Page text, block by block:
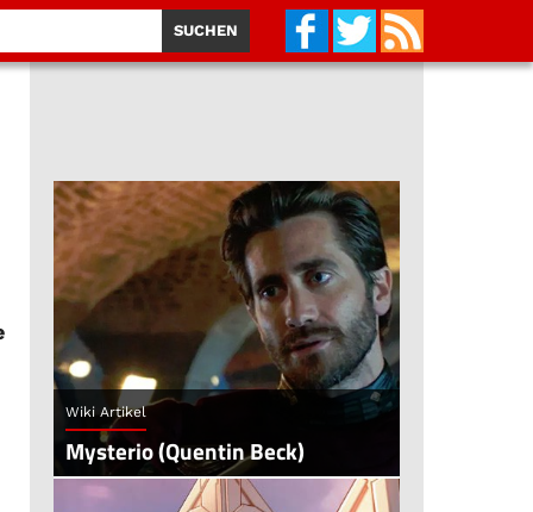
Wiki Artikel
Mysterio (Quentin Beck)